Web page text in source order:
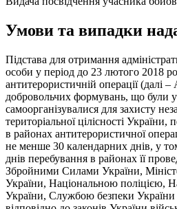
Умови та випадки
Підстава для отримання
особи у період до 23 лютого 2018
антитерористичній операції (далі
добровольчих формувань, що були
самоорганізувалися для захисту
територіальної цілісності
в районах антитерористичної
не менше 30 календарних днів, у
днів перебування в районах її
Збройними Силами України,
України, Національною поліцією,
України, Службою безпеки